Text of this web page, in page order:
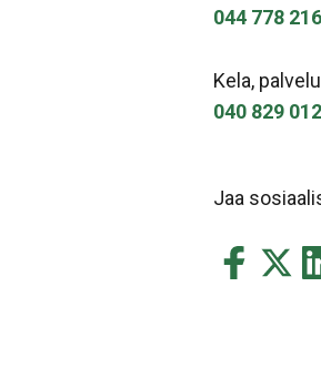
044 778
Kela,
040 829
Jaa
Jaa
Jaa